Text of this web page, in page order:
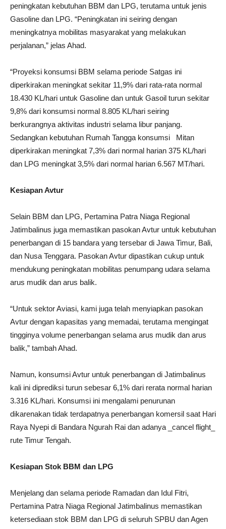
peningkatan kebutuhan BBM dan LPG, terutama untuk jenis
Gasoline dan LPG. “Peningkatan ini seiring dengan
meningkatnya mobilitas masyarakat yang melakukan
perjalanan,” jelas Ahad.
“Proyeksi konsumsi BBM selama periode Satgas ini
diperkirakan meningkat sekitar 11,9% dari rata-rata normal
18.430 KL/hari untuk Gasoline dan untuk Gasoil turun sekitar
9,8% dari konsumsi normal 8.805 KL/hari seiring
berkurangnya aktivitas industri selama libur panjang.
Sedangkan kebutuhan Rumah Tangga konsumsi Mitan
diperkirakan meningkat 7,3% dari normal harian 375 KL/hari
dan LPG meningkat 3,5% dari normal harian 6.567 MT/hari.
Kesiapan Avtur
Selain BBM dan LPG, Pertamina Patra Niaga Regional
Jatimbalinus juga memastikan pasokan Avtur untuk kebutuhan
penerbangan di 15 bandara yang tersebar di Jawa Timur, Bali,
dan Nusa Tenggara. Pasokan Avtur dipastikan cukup untuk
mendukung peningkatan mobilitas penumpang udara selama
arus mudik dan arus balik.
“Untuk sektor Aviasi, kami juga telah menyiapkan pasokan
Avtur dengan kapasitas yang memadai, terutama mengingat
tingginya volume penerbangan selama arus mudik dan arus
balik,” tambah Ahad.
Namun, konsumsi Avtur untuk penerbangan di Jatimbalinus
kali ini diprediksi turun sebesar 6,1% dari rerata normal harian
3.316 KL/hari. Konsumsi ini mengalami penurunan
dikarenakan tidak terdapatnya penerbangan komersil saat Hari
Raya Nyepi di Bandara Ngurah Rai dan adanya _cancel flight_
rute Timur Tengah.
Kesiapan Stok BBM dan LPG
Menjelang dan selama periode Ramadan dan Idul Fitri,
Pertamina Patra Niaga Regional Jatimbalinus memastikan
ketersediaan stok BBM dan LPG di seluruh SPBU dan Agen